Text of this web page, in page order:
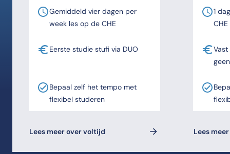
Gemiddeld vier dagen per
week les op de CHE
Eerste studie stufi via DUO
Bepaal zelf het tempo met
flexibel studeren
Lees meer over voltijd
1
CHE
Lees